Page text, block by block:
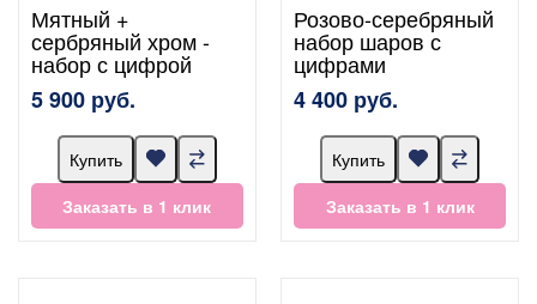
Мятный +
сербряный хром -
набор с цифрой
5 900 руб.
Купить
Заказать в 1 клик
Розово-серебряный
набор шаров с
цифрами
4 400 руб.
Купить
Заказать в 1 клик